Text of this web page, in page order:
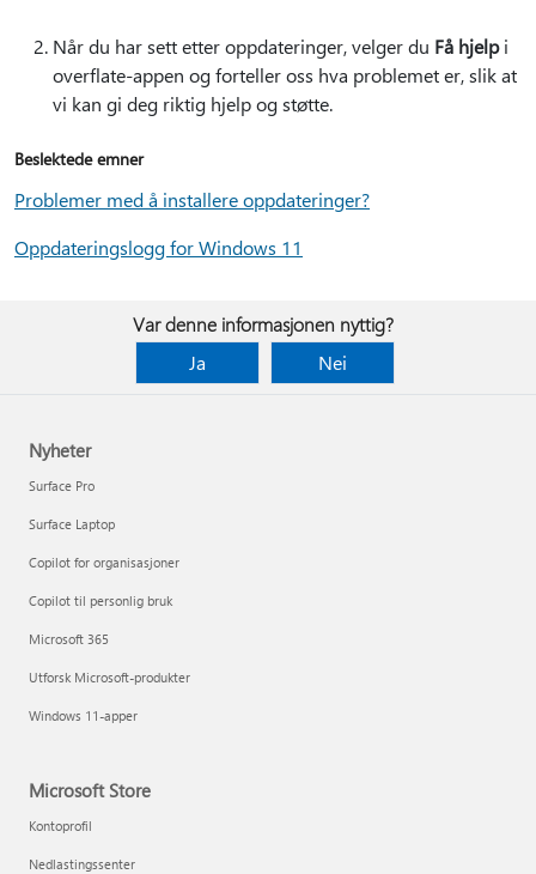
Når du har sett etter oppdateringer, velger du Få hjelpi
overflate-appen og forteller oss hva problemet er, slik at
vi kan gi deg riktig hjelp og støtte.
Beslektede emner
Problemer med å installere oppdateringer?
Oppdateringslogg for Windows 11
Var denne informasjonen nyttig?
Ja
Nei
Nyheter
Surface Pro
Surface Laptop
Copilot for organisasjoner
Copilot til personlig bruk
Microsoft 365
Utforsk Microsoft-produkter
Windows 11-apper
Microsoft Store
Kontoprofil
Nedlastingssenter